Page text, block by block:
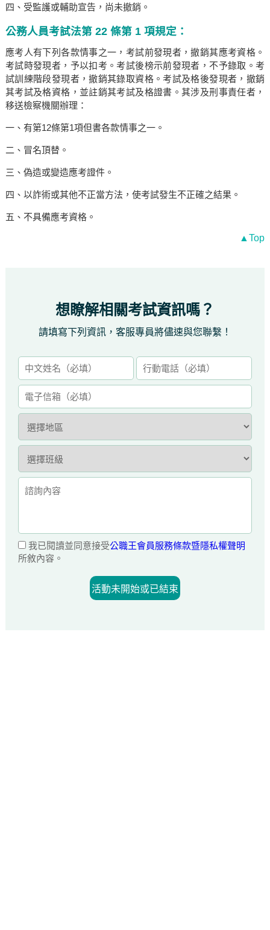
四、受監護或輔助宣告，尚未撤銷。
公務人員考試法第 22 條第 1 項規定：
應考人有下列各款情事之一，考試前發現者，撤銷其應考資格。
考試時發現者，予以扣考。考試後榜示前發現者，不予錄取。考
試訓練階段發現者，撤銷其錄取資格。考試及格後發現者，撤銷
其考試及格資格，並註銷其考試及格證書。其涉及刑事責任者，
移送檢察機關辦理：
一、有第12條第1項但書各款情事之一。
二、冒名頂替。
三、偽造或變造應考證件。
四、以詐術或其他不正當方法，使考試發生不正確之結果。
五、不具備應考資格。
▲Top
想瞭解相關考試資訊嗎？
請填寫下列資訊，客服專員將儘速與您聯繫！
我已閱讀並同意接受公職王會員服務條款暨隱私權聲明
所敘內容。
活動未開始或已結束